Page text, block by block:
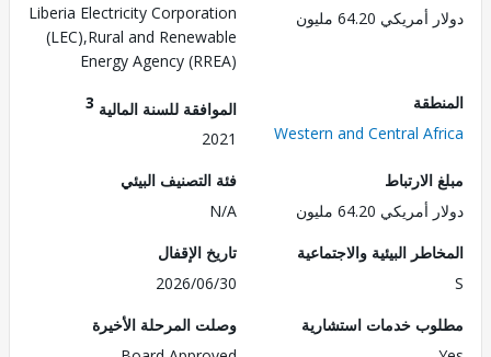
64.20 مليون
Liberia Electricity Corporation
(LEC),Rural and Renewable
Energy Agency (RREA)
Western and Central
الموافقة للسنة المالية3
2021
64.20 مليون
فئة التصنيف البيئي
البيئية والاجتماعية
تاريخ الإقفال
2026/06/30
خدمات استشارية
وصلت المرحلة الأخيرة